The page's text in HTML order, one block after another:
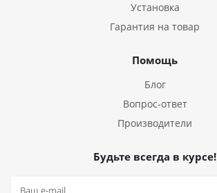
Установка
Гарантия на товар
Помощь
Блог
Вопрос-ответ
Производители
Будьте всегда в курсе!